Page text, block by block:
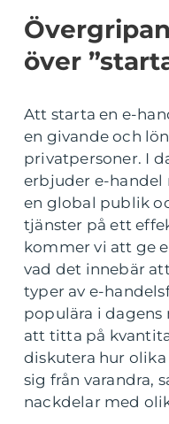
över
Att starta en e-
en givande och
privatpersoner. I
erbjuder e-
en global publik
tjänster på ett
kommer vi att ge
vad det innebär
typer av e-
populära i dagens
att titta på
diskutera hur
sig från varandra,
nackdelar med